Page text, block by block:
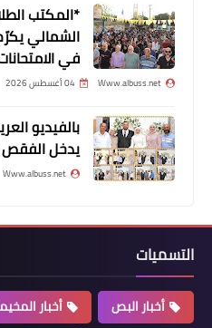
مقالات
غزة المنهكة اقتصاديا
الجماعية بقلم : سري
*المكتب
الشمالي
في
Www.albuss.net 04 أغسطس 2026
بالفيديو
يدخل
Www.albuss.net
التسميات
أخبار البص أخبار